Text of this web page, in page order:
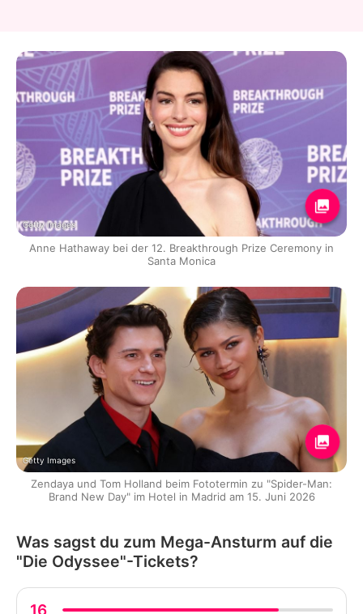
Getty Images
Anne Hathaway bei der 12. Breakthrough Prize Ceremony in
Santa Monica
Getty Images
Zendaya und Tom Holland beim Fototermin zu "Spider-Man:
Brand New Day" im Hotel in Madrid am 15. Juni 2026
Was sagst du zum Mega-Ansturm auf die
"Die Odyssee"-Tickets?